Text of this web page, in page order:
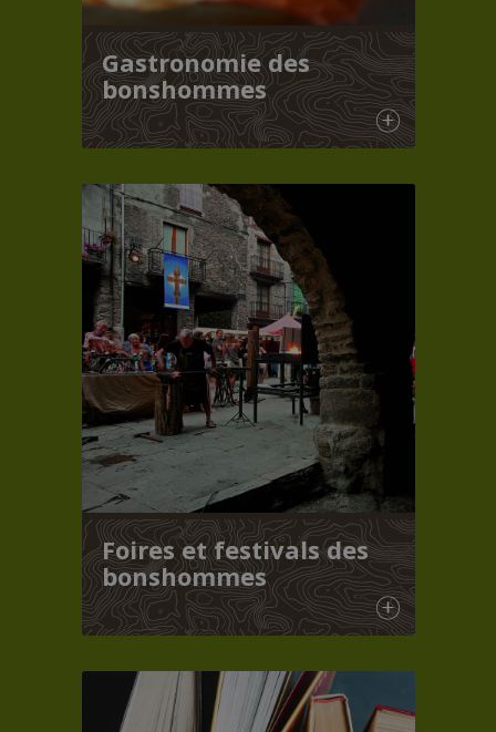
Gastronomie des
bonshommes
Foires et festivals des
bonshommes